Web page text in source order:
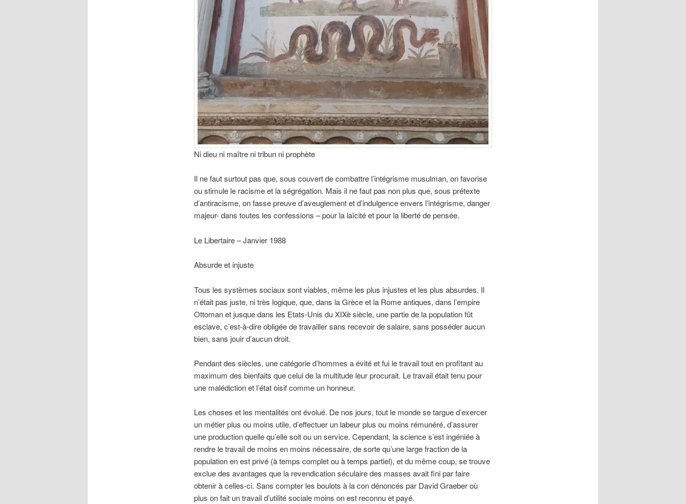
Ni dieu ni maître ni tribun ni prophète
Il ne faut surtout pas que, sous couvert de combattre l’intégrisme musulman, on favorise
ou stimule le racisme et la ségrégation. Mais il ne faut pas non plus que, sous prétexte
d’antiracisme, on fasse preuve d’aveuglement et d’indulgence envers l’intégrisme, danger
majeur- dans toutes les confessions – pour la laïcité et pour la liberté de pensée.
Le Libertaire – Janvier 1988
Absurde et injuste
Tous les systèmes sociaux sont viables, même les plus injustes et les plus absurdes. Il
n’était pas juste, ni très logique, que, dans la Grèce et la Rome antiques, dans l’empire
Ottoman et jusque dans les Etats-Unis du XIXè siècle, une partie de la population fût
esclave, c’est-à-dire obligée de travailler sans recevoir de salaire, sans posséder aucun
bien, sans jouir d’aucun droit.
Pendant des siècles, une catégorie d’hommes a évité et fui le travail tout en profitant au
maximum des bienfaits que celui de la multitude leur procurait. Le travail était tenu pour
une malédiction et l’état oisif comme un honneur.
Les choses et les mentalités ont évolué. De nos jours, tout le monde se targue d’exercer
un métier plus ou moins utile, d’effectuer un labeur plus ou moins rémunéré, d’assurer
une production quelle qu’elle soit ou un service. Cependant, la science s’est ingéniée à
rendre le travail de moins en moins nécessaire, de sorte qu’une large fraction de la
population en est privé (à temps complet ou à temps partiel), et du même coup, se trouve
exclue des avantages que la revendication séculaire des masses avait fini par faire
obtenir à celles-ci. Sans compter les boulots à la con dénoncés par David Graeber où
plus on fait un travail d’utilité sociale moins on est reconnu et payé.